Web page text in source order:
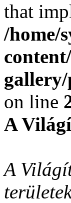
that
/home/
gallery/
on line
A
A